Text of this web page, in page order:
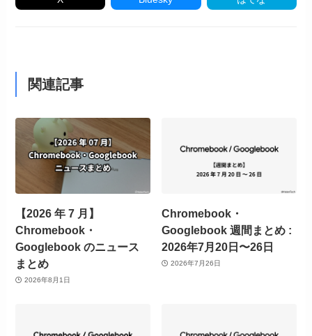
関連記事
【2026 年 7 月】
Chromebook・
Googlebook のニュース
まとめ
2026年8月1日
Chromebook・
Googlebook 週間まとめ :
2026年7月20日〜26日
2026年7月26日